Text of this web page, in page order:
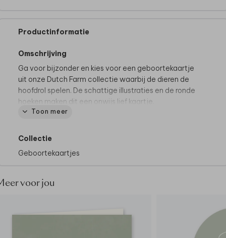
Productinformatie
Omschrijving
Ga voor bijzonder en kies voor een geboortekaartje
uit onze Dutch Farm collectie waarbij de dieren de
hoofdrol spelen. De schattige illustraties en de ronde
hoeken maken dit een onwijs lief kaartje.
• Kies bij de papiersoort voor natuurkarton
• Maak het geboortekaartje helemaal af door de
Zo leuk! Je kunt het geboortekaartje in poster
poster formaathier aan.
Toon meer
Collectie
Geboortekaartjes
voor jou